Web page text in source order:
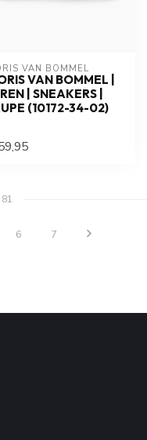
VAN BOMMEL
VAN BOMMEL |
| SNEAKERS |
(10172-34-02)
6 7